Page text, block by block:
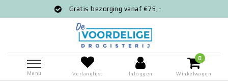
Gratis bezorging vanaf €75,-
Menu Verlanglijst Inloggen
0
Winkelwagen